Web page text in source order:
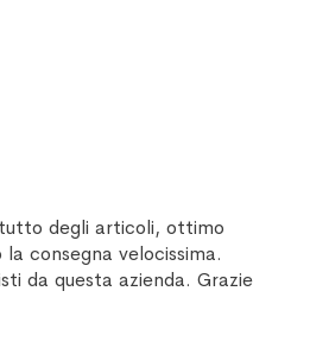
degli articoli, ottimo
consegna velocissima.
da questa azienda. Grazie